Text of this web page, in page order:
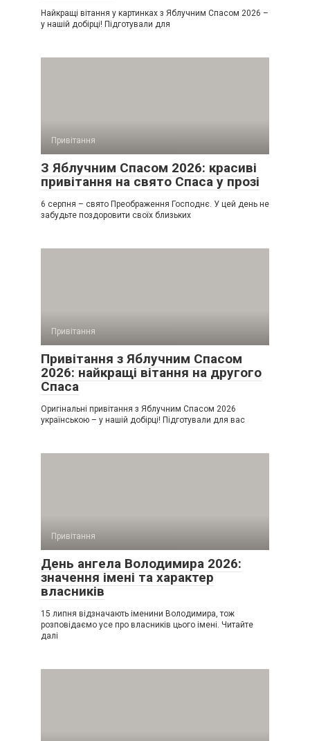
Найкращі вітання у картинках з Яблучним Спасом 2026 –
у нашій добірці! Підготували для
Привітання
З Яблучним Спасом 2026: красиві
привітання на свято Спаса у прозі
6 серпня – свято Преображення Господнє. У цей день не
забудьте поздоровити своїх близьких
Привітання
Привітання з Яблучним Спасом
2026: найкращі вітання на другого
Спаса
Оригінальні привітання з Яблучним Спасом 2026
українською – у нашій добірці! Підготували для вас
Привітання
День ангела Володимира 2026:
значення імені та характер
власників
15 липня відзначають іменини Володимира, тож
розповідаємо усе про власників цього імені. Читайте
далі